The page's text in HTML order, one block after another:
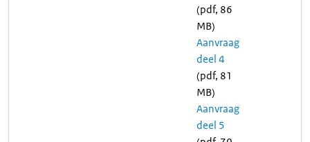
(pdf, 86
MB)
Aanvraag
deel 4
(pdf, 81
MB)
Aanvraag
deel 5